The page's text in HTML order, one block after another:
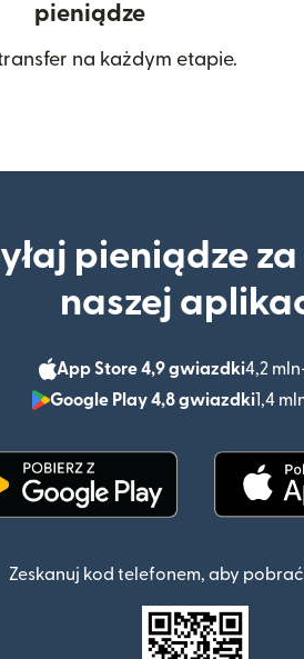
pieniądze
na każdym etapie.
pieniądze
naszej
App Store 4,9 gwiazdki4,2
Google Play 4,8 gwiazdki1,4
Zeskanuj kod telefonem, aby